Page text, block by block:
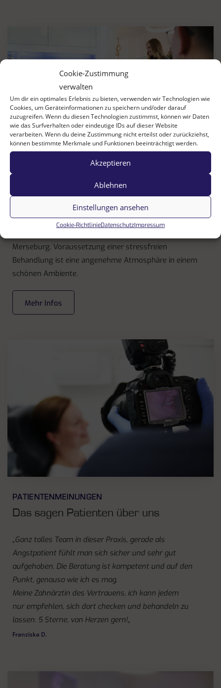
Cookie-Zustimmung
verwalten
Um dir ein optimales Erlebnis zu bieten, verwenden wir Technologien wie
Cookies, um Geräteinformationen zu speichern und/oder darauf
zuzugreifen. Wenn du diesen Technologien zustimmst, können wir Daten
wie das Surfverhalten oder eindeutige IDs auf dieser Website
verarbeiten. Wenn du deine Zustimmung nicht erteilst oder zurückziehst,
können bestimmte Merkmale und Funktionen beeinträchtigt werden.
Akzeptieren
Ablehnen
Einstellungen ansehen
Cookie-RichtlinieDatenschutzImpressum
Informatives rund um unsere Praxis
Wir heißen Sie herzlich Willkommen in unserer schönen
Merseburg. Voraussetzung einer stressfreien
Behandlung ist eine angenehme Atmosphäre in einem
schönen Ambiente.
Mehr Infos
PATIENTENMEINUNGEN
Das sagen Patienten über uns
„Ganz tolles Team in dieser Praxis, gerade als
Angstpatient fühlt man sich sicher und sehr gut
aufgehoben. Die Beratung ist kompetent und auf den
Punkt, genauso wie ich es mag.
Meine Zahnärztin des Vertrauens, ich kann jedem
nur empfehlen, sich dort checken und behandeln zu
lassen. 5 Sterne, von Herzen gern!„
Franziska D.